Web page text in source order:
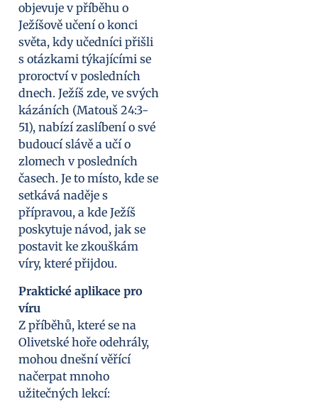
objevuje v příběhu o
Ježíšově učení o konci
světa, kdy učedníci přišli
s otázkami týkajícími se
proroctví v posledních
dnech. Ježíš zde, ve svých
kázáních (Matouš 24:3-
51), nabízí zaslíbení o své
budoucí slávě a učí o
zlomech v posledních
časech. Je to místo, kde se
setkává naděje s
přípravou, a kde Ježíš
poskytuje návod, jak se
postavit ke zkouškám
víry, které přijdou.
Praktické aplikace pro
víru
Z příběhů, které se na
Olivetské hoře odehrály,
mohou dnešní věřící
načerpat mnoho
užitečných lekcí: